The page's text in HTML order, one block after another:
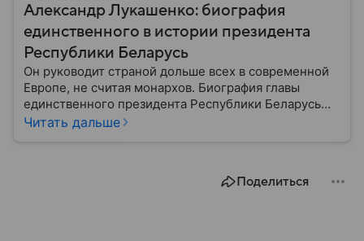
Александр Лукашенко: биография
единственного в истории президента
Республики Беларусь
Он руководит страной дольше всех в современной
Европе, не считая монархов. Биография главы
единственного президента Республики Беларусь
Александра Лукашенко — в материале.
Читать дальше
Поделиться